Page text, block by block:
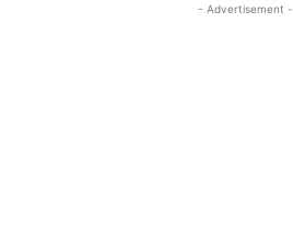
- Advertisement -